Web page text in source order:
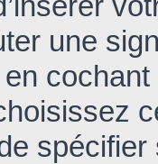
une